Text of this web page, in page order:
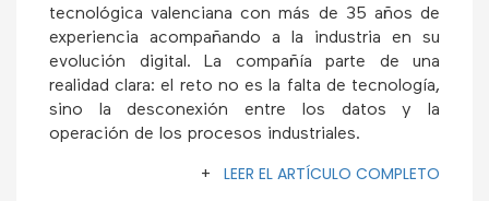
tecnológica valenciana con más de 35 años de
experiencia acompañando a la industria en su
evolución digital. La compañía parte de una
realidad clara: el reto no es la falta de tecnología,
sino la desconexión entre los datos y la
operación de los procesos industriales.
+ LEER EL ARTÍCULO COMPLETO